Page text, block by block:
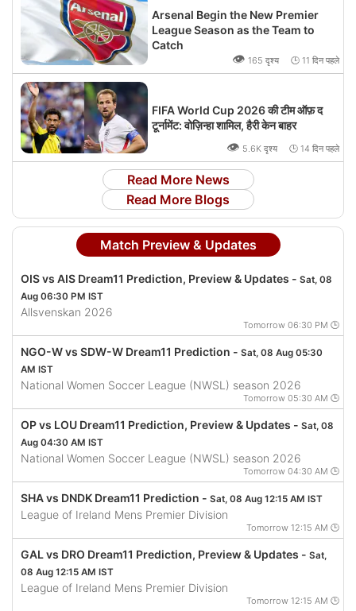
Arsenal Begin the New Premier
League Season as the Team to
Catch
👁 165 दृश्य 🕒 11 दिन पहले
FIFA World Cup 2026 की टीम ऑफ़ द
टूर्नामेंट: वोज़िन्हा शामिल, हैरी केन बाहर
👁 5.6K दृश्य 🕒 14 दिन पहले
Read More News
Read More Blogs
Match Preview & Updates
OIS vs AIS Dream11 Prediction, Preview & Updates - Sat, 08
Aug 06:30 PM IST
Allsvenskan 2026
Tomorrow 06:30 PM 🕒
NGO-W vs SDW-W Dream11 Prediction - Sat, 08 Aug 05:30
AM IST
National Women Soccer League (NWSL) season 2026
Tomorrow 05:30 AM 🕒
OP vs LOU Dream11 Prediction, Preview & Updates - Sat, 08
Aug 04:30 AM IST
National Women Soccer League (NWSL) season 2026
Tomorrow 04:30 AM 🕒
SHA vs DNDK Dream11 Prediction - Sat, 08 Aug 12:15 AM IST
League of Ireland Mens Premier Division
Tomorrow 12:15 AM 🕒
GAL vs DRO Dream11 Prediction, Preview & Updates - Sat,
08 Aug 12:15 AM IST
League of Ireland Mens Premier Division
Tomorrow 12:15 AM 🕒